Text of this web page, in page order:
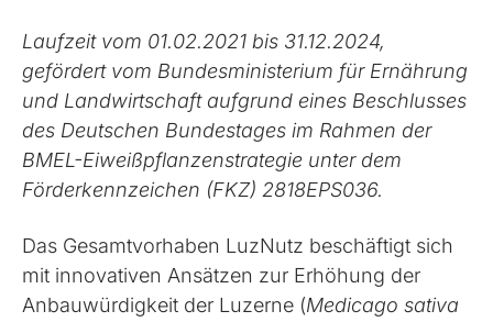
Laufzeit vom 01.02.2021 bis 31.12.2024,
gefördert vom Bundesministerium für Ernährung
und Landwirtschaft aufgrund eines Beschlusses
des Deutschen Bundestages im Rahmen der
BMEL-Eiweißpflanzenstrategie unter dem
Förderkennzeichen (FKZ) 2818EPS036.
Das Gesamtvorhaben LuzNutz beschäftigt sich
mit innovativen Ansätzen zur Erhöhung der
Anbauwürdigkeit der Luzerne (Medicago sativa